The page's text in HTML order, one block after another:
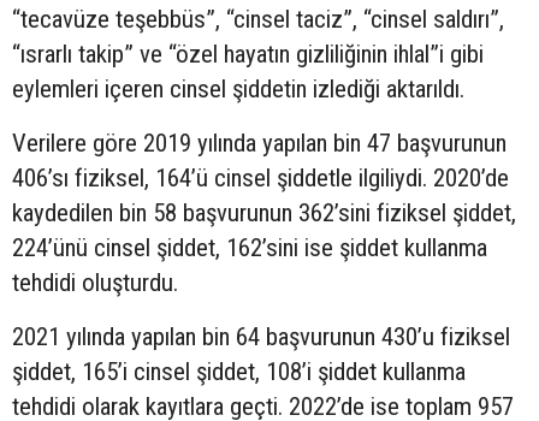
“tecavüze teşebbüs”, “cinsel taciz”, “cinsel saldırı”,
“ısrarlı takip” ve “özel hayatın gizliliğinin ihlal”i gibi
eylemleri içeren cinsel şiddetin izlediği aktarıldı.
Verilere göre 2019 yılında yapılan bin 47 başvurunun
406’sı fiziksel, 164’ü cinsel şiddetle ilgiliydi. 2020’de
kaydedilen bin 58 başvurunun 362’sini fiziksel şiddet,
224’ünü cinsel şiddet, 162’sini ise şiddet kullanma
tehdidi oluşturdu.
2021 yılında yapılan bin 64 başvurunun 430’u fiziksel
şiddet, 165’i cinsel şiddet, 108’i şiddet kullanma
tehdidi olarak kayıtlara geçti. 2022’de ise toplam 957